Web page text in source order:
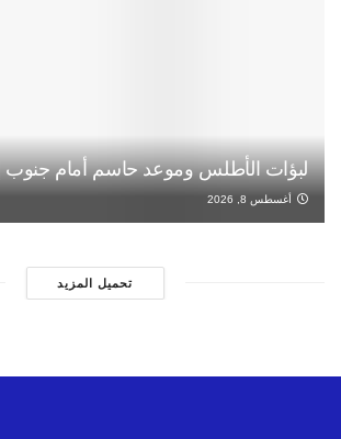
لبؤات الأطلس وموعد حاسم أمام جنوب
أغسطس 8, 2026
تحميل المزيد